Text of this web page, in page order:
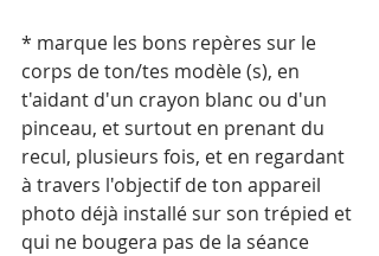
* marque les bons repères sur le
corps de ton/tes modèle (s), en
t'aidant d'un crayon blanc ou d'un
pinceau, et surtout en prenant du
recul, plusieurs fois, et en regardant
à travers l'objectif de ton appareil
photo déjà installé sur son trépied et
qui ne bougera pas de la séance